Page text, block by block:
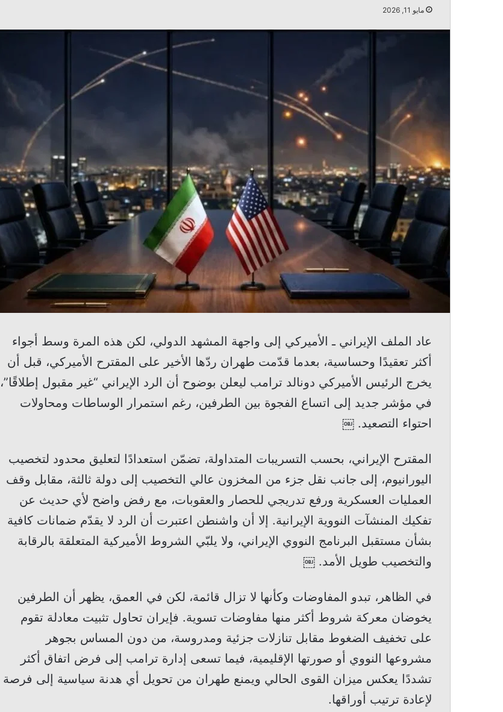
مايو 11, 2026
عاد الملف الإيراني ـ الأميركي إلى واجهة المشهد الدولي، لكن هذه المرة وسط أجواء
أكثر تعقيدًا وحساسية، بعدما قدّمت طهران ردّها الأخير على المقترح الأميركي، قبل أن
يخرج الرئيس الأميركي دونالد ترامب ليعلن بوضوح أن الرد الإيراني “غير مقبول إطلاقًا”،
في مؤشر جديد إلى اتساع الفجوة بين الطرفين، رغم استمرار الوساطات ومحاولات
احتواء التصعيد. ￼
المقترح الإيراني، بحسب التسريبات المتداولة، تضمّن استعدادًا لتعليق محدود لتخصيب
اليورانيوم، إلى جانب نقل جزء من المخزون عالي التخصيب إلى دولة ثالثة، مقابل وقف
العمليات العسكرية ورفع تدريجي للحصار والعقوبات، مع رفض واضح لأي حديث عن
تفكيك المنشآت النووية الإيرانية. إلا أن واشنطن اعتبرت أن الرد لا يقدّم ضمانات كافية
بشأن مستقبل البرنامج النووي الإيراني، ولا يلبّي الشروط الأميركية المتعلقة بالرقابة
والتخصيب طويل الأمد. ￼
في الظاهر، تبدو المفاوضات وكأنها لا تزال قائمة، لكن في العمق، يظهر أن الطرفين
يخوضان معركة شروط أكثر منها مفاوضات تسوية. فإيران تحاول تثبيت معادلة تقوم
على تخفيف الضغوط مقابل تنازلات جزئية ومدروسة، من دون المساس بجوهر
مشروعها النووي أو صورتها الإقليمية، فيما تسعى إدارة ترامب إلى فرض اتفاق أكثر
تشددًا يعكس ميزان القوى الحالي ويمنع طهران من تحويل أي هدنة سياسية إلى فرصة
لإعادة ترتيب أوراقها.
رستم: ندعم خيارات الرئيس عون السيادية التحديات